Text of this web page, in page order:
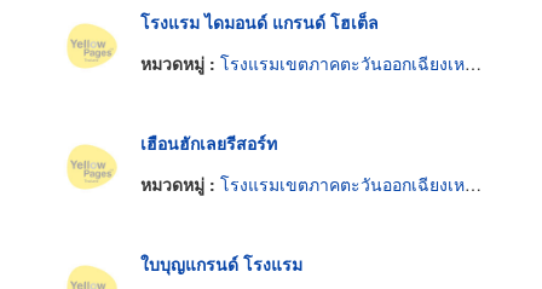
โรงแรม ไดมอนด์ แกรนด์ โฮเต็ล
หมวดหมู่ : โรงแรมเขตภาคตะวันออกเฉียงเหนือ
เฮือนฮักเลยรีสอร์ท
หมวดหมู่ : โรงแรมเขตภาคตะวันออกเฉียงเหนือ
ใบบุญแกรนด์ โรงแรม